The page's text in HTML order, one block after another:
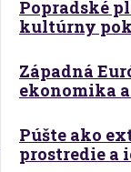
Popradské
kultúrny
Západná
ekonomika
Púšte ako
prostredie a